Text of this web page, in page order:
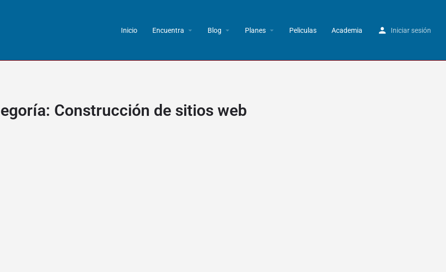
Inicio Encuentra Blog Planes Peliculas Academia Iniciar sesión
Construcción de sitios web